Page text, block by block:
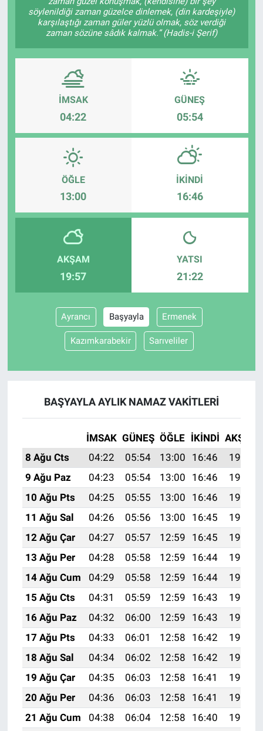
söylenildiği zaman güzelce dinlemek, (din kardeşiyle)
karşılaştığı zaman güler yüzlü olmak, söz verdiği
zaman sözüne sâdık kalmak.” (Hadis-i Şerif)
İMSAK
04:22
GÜNEŞ
05:54
ÖĞLE
13:00
İKINDI
16:46
AKŞAM
19:57
YATSI
21:22
Ayrancı Başyayla Ermenek
Kazımkarabekir Sarıveliler
BAŞYAYLA AYLIK NAMAZ VAKITLERI
İMSAK GÜNEŞ ÖĞLE İKINDI AKŞAM
8 Ağu Cts
04:22 05:54 13:00 16:46
19:57
9 Ağu Paz
04:23 05:54 13:00 16:46
19:55
10 Ağu Pts
04:25 05:55 13:00 16:46
19:54
11 Ağu Sal
04:26 05:56 13:00 16:45
19:53
12 Ağu Çar
04:27 05:57 12:59 16:45
19:52
13 Ağu Per
04:28 05:58 12:59 16:44
19:51
14 Ağu Cum
04:29 05:58 12:59 16:44
19:50
15 Ağu Cts
04:31 05:59 12:59 16:43
19:49
16 Ağu Paz
04:32 06:00 12:59 16:43
19:47
17 Ağu Pts
04:33 06:01 12:58 16:42
19:46
18 Ağu Sal
04:34 06:02 12:58 16:42
19:45
19 Ağu Çar
04:35 06:03 12:58 16:41
19:44
20 Ağu Per
04:36 06:03 12:58 16:41
19:42
21 Ağu Cum
04:38 06:04 12:58 16:40
19:41